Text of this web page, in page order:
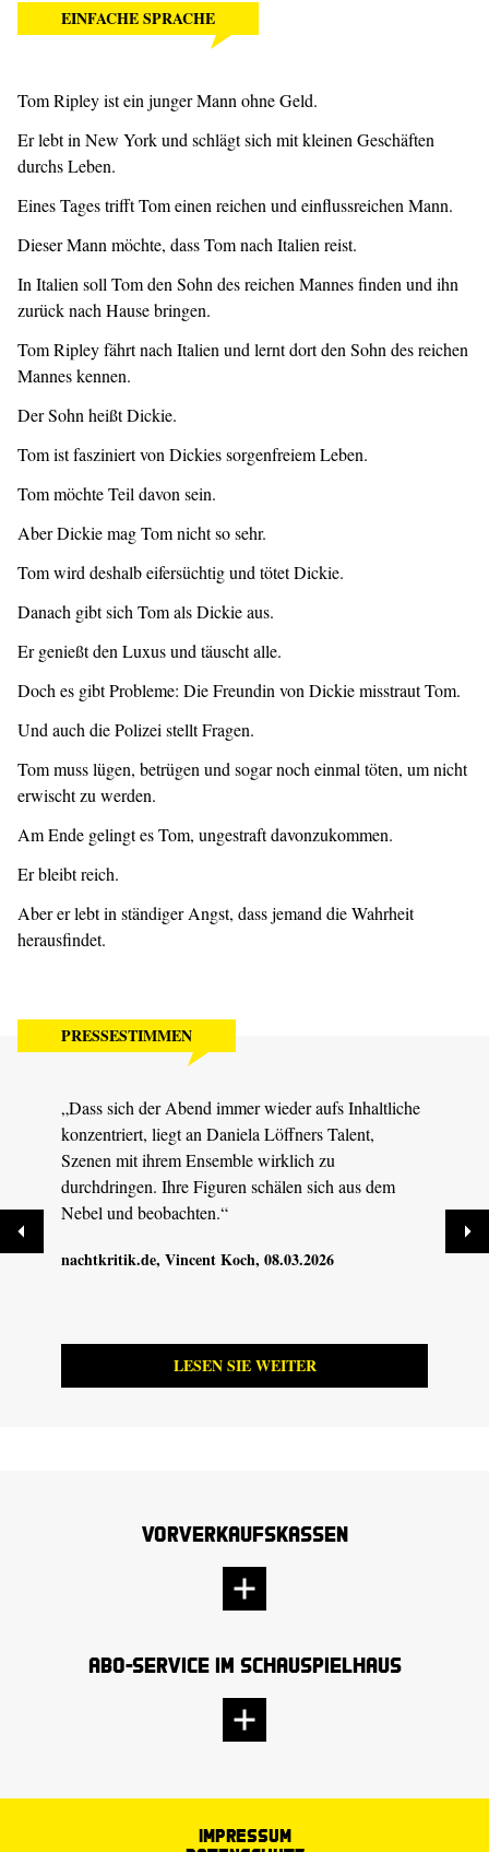
EINFACHE SPRACHE
Tom Ripley ist ein junger Mann ohne Geld.
Er lebt in New York und schlägt sich mit kleinen Geschäften
durchs Leben.
Eines Tages trifft Tom einen reichen und einflussreichen Mann.
Dieser Mann möchte, dass Tom nach Italien reist.
In Italien soll Tom den Sohn des reichen Mannes finden und ihn
zurück nach Hause bringen.
Tom Ripley fährt nach Italien und lernt dort den Sohn des reichen
Mannes kennen.
Der Sohn heißt Dickie.
Tom ist fasziniert von Dickies sorgenfreiem Leben.
Tom möchte Teil davon sein.
Aber Dickie mag Tom nicht so sehr.
Tom wird deshalb eifersüchtig und tötet Dickie.
Danach gibt sich Tom als Dickie aus.
Er genießt den Luxus und täuscht alle.
Doch es gibt Probleme: Die Freundin von Dickie misstraut Tom.
Und auch die Polizei stellt Fragen.
Tom muss lügen, betrügen und sogar noch einmal töten, um nicht
erwischt zu werden.
Am Ende gelingt es Tom, ungestraft davonzukommen.
Er bleibt reich.
Aber er lebt in ständiger Angst, dass jemand die Wahrheit
herausfindet.
PRESSESTIMMEN
„Dass sich der Abend immer wieder aufs Inhaltliche
konzentriert, liegt an Daniela Löffners Talent,
Szenen mit ihrem Ensemble wirklich zu
durchdringen. Ihre Figuren schälen sich aus dem
Nebel und beobachten.“
nachtkritik.de, Vincent Koch, 08.03.2026
LESEN SIE WEITER
Vorverkaufskassen
Abo-Service im Schauspielhaus
Impressum